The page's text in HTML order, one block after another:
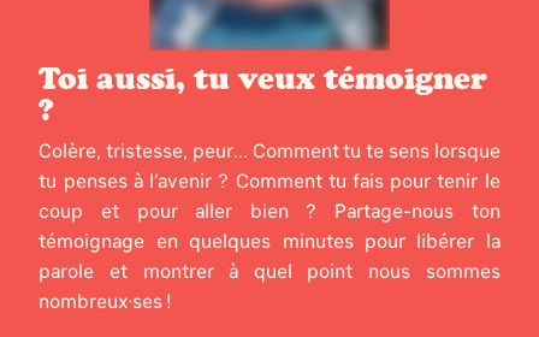
Toi aussi, tu veux témoigner
?
Colère, tristesse, peur... Comment tu te sens lorsque
tu penses à l’avenir ? Comment tu fais pour tenir le
coup et pour aller bien ? Partage-nous ton
témoignage en quelques minutes pour libérer la
parole et montrer à quel point nous sommes
nombreux·ses !